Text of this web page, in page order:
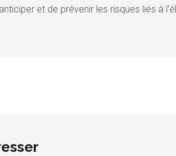
et de prévenir les risques liés à